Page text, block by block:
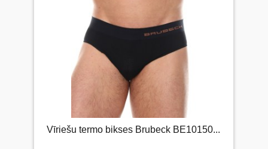
Vīriešu termo bikses Brubeck BE10150...